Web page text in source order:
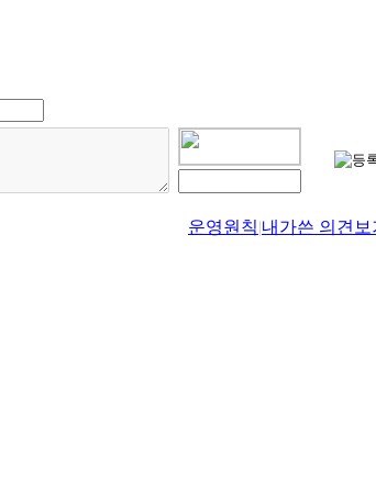
운영원칙|내가쓴 의견보